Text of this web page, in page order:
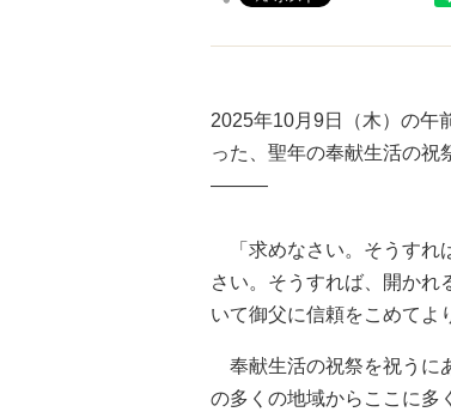
2025年10月9日（木）の午
った、聖年の奉献生活の祝
―――
「求めなさい。そうすれ
さい。そうすれば、開かれ
いて御父に信頼をこめてよ
奉献生活の祝祭を祝うに
の多くの地域からここに